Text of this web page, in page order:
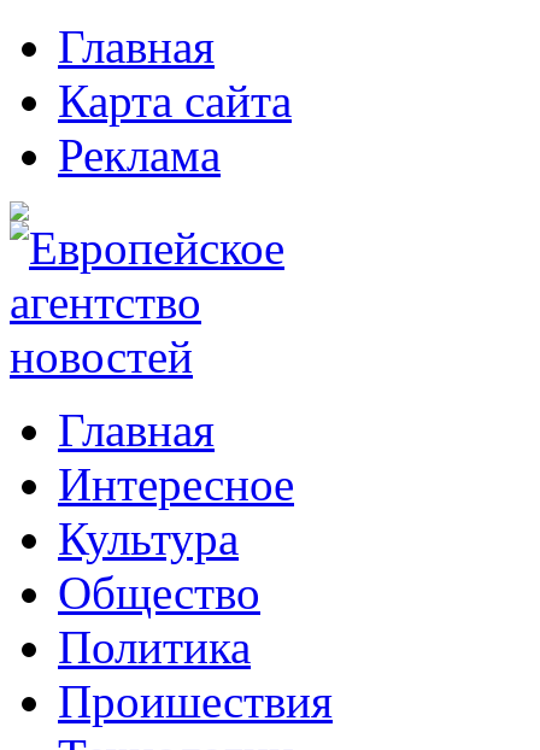
Главная
Карта сайта
Реклама
Главная
Интересное
Культура
Общество
Политика
Проишествия